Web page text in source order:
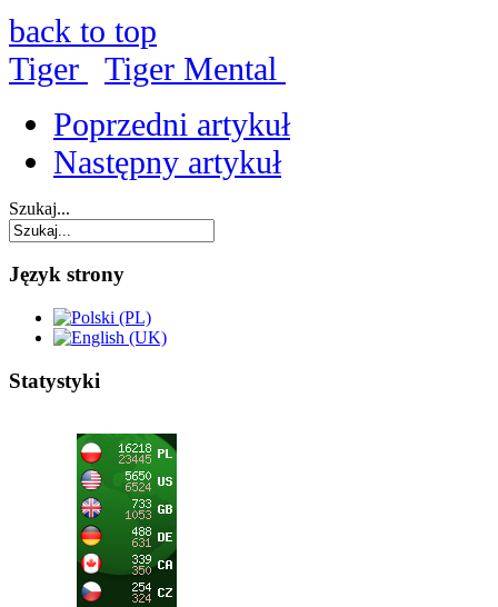
back to top
Tiger
Tiger Mental
Poprzedni artykuł
Następny artykuł
Szukaj...
Język strony
Statystyki